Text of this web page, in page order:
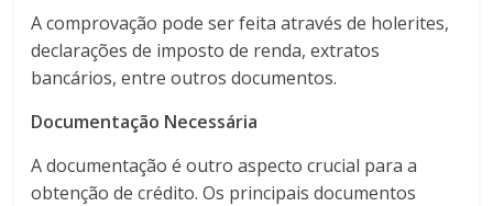
A comprovação pode ser feita através de holerites,
declarações de imposto de renda, extratos
bancários, entre outros documentos.
Documentação Necessária
A documentação é outro aspecto crucial para a
obtenção de crédito. Os principais documentos